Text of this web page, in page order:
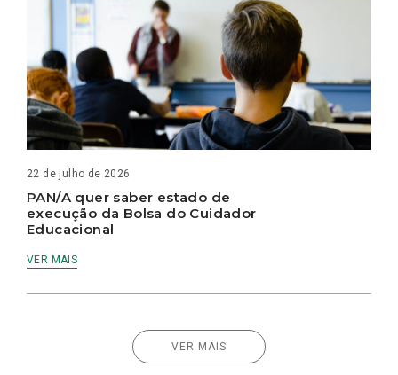
22 de julho de 2026
PAN/A quer saber estado de
execução da Bolsa do Cuidador
Educacional
VER MAIS
VER MAIS